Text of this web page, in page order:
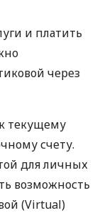
и платить
через
текущему
счету.
для личных
возможность
(Virtual)